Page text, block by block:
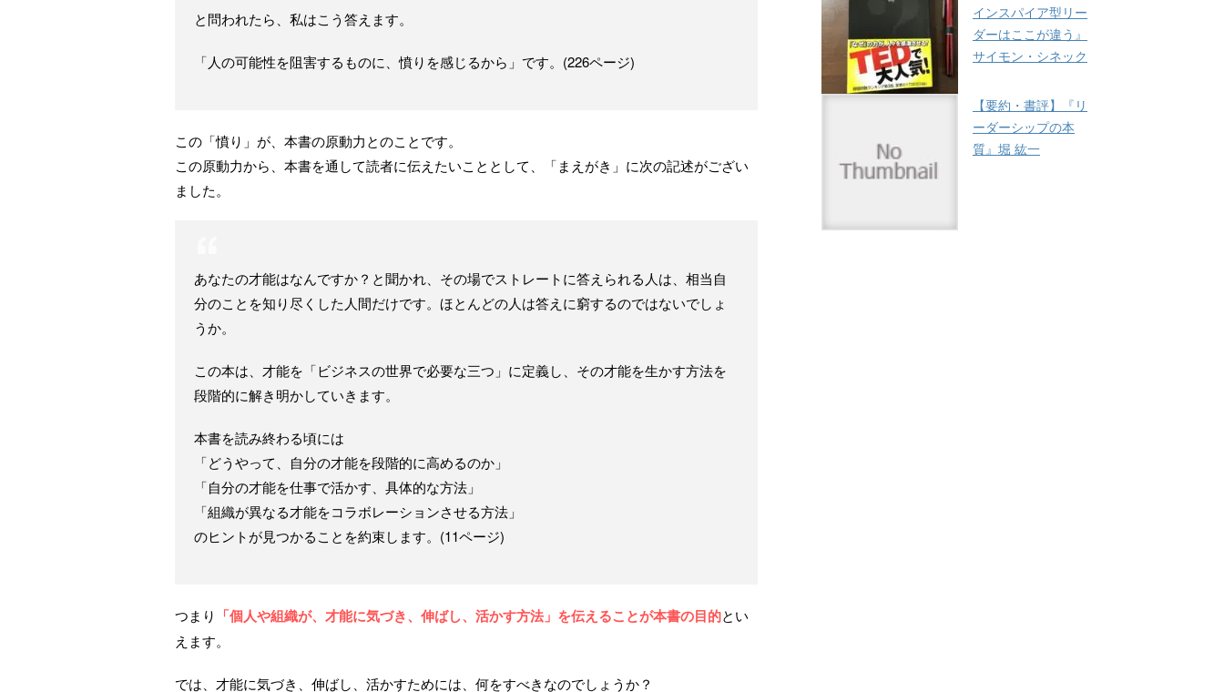
と問われたら、私はこう答えます。
「人の可能性を阻害するものに、憤りを感じるから」です。(226ページ)
この「憤り」が、本書の原動力とのことです。
この原動力から、本書を通して読者に伝えたいこととして、「まえがき」に次の記述がござい
ました。
あなたの才能はなんですか？と聞かれ、その場でストレートに答えられる人は、相当自
分のことを知り尽くした人間だけです。ほとんどの人は答えに窮するのではないでしょ
うか。
この本は、才能を「ビジネスの世界で必要な三つ」に定義し、その才能を生かす方法を
段階的に解き明かしていきます。
本書を読み終わる頃には
「どうやって、自分の才能を段階的に高めるのか」
「自分の才能を仕事で活かす、具体的な方法」
「組織が異なる才能をコラボレーションさせる方法」
のヒントが見つかることを約束します。(11ページ)
つまり 「個人や組織が、才能に気づき、伸ばし、活かす方法」を伝えることが本書の目的とい
えます。
では、才能に気づき、伸ばし、活かすためには、何をすべきなのでしょうか？
インスパイア型リー
ダーはここが違う』
サイモン・シネック
【要約・書評】『リ
ーダーシップの本
質』堀 紘一